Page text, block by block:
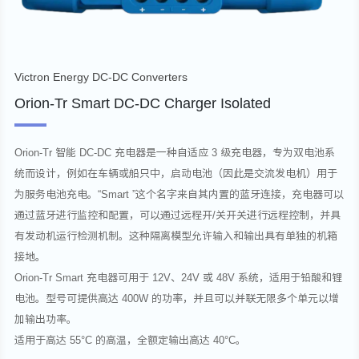
Victron Energy DC-DC Converters
Orion-Tr Smart DC-DC Charger Isolated
Orion-Tr 智能 DC-DC 充电器是一种自适应 3 级充电器，专为双电池系
统而设计，例如在车辆或船只中，启动电池（因此是交流发电机）用于
为服务电池充电。“Smart ”这个名字来自其内置的蓝牙连接，充电器可以
通过蓝牙进行监控和配置，可以通过远程开/关开关进行远程控制，并具
有发动机运行检测机制。这种隔离模型允许输入和输出具有单独的机箱
接地。
Orion-Tr Smart 充电器可用于 12V、24V 或 48V 系统，适用于铅酸和锂
电池。型号可提供高达 400W 的功率，并且可以并联无限多个单元以增
加输出功率。
适用于高达 55°C 的高温，全额定输出高达 40°C。